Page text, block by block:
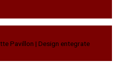
Pavillon | Design entegrate